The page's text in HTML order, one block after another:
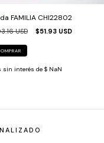
FAMILIA CHI22802
USD $51.93 USD
sin interés de $ NaN